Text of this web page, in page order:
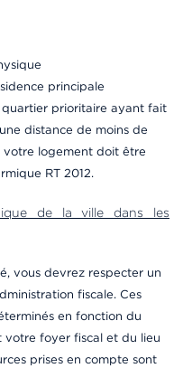
principale
quartier prioritaire ayant fait
distance de moins de
logement doit être
RT 2012.
de la ville dans les
vous devrez respecter un
fiscale. Ces
en fonction du
votre foyer fiscal et du lieu
prises en compte sont